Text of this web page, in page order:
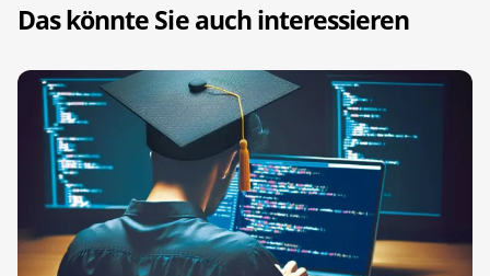
Das könnte Sie auch interessieren